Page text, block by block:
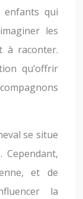
enfants qui
les
à raconter.
qu’offrir
se situe
et de
la